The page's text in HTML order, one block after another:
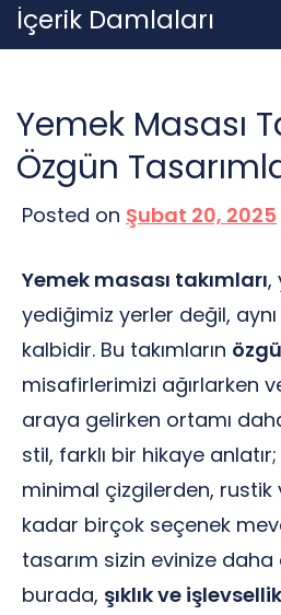
Skip
to
İçerik Damlaları
Yemek Masası
Özgün
Posted on Şubat 20, 2025
Yemek masası takımları,
yediğimiz yerler değil,
kalbidir. Bu takımların
misafirlerimizi ağırlarken
araya gelirken ortamı
stil, farklı bir hikaye
minimal çizgilerden, rustik
kadar birçok seçenek
tasarım sizin evinize
burada, şıklık ve işlevsellik